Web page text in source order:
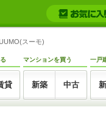
スーモ)
貸
マンションを買う
新築 中古
一戸